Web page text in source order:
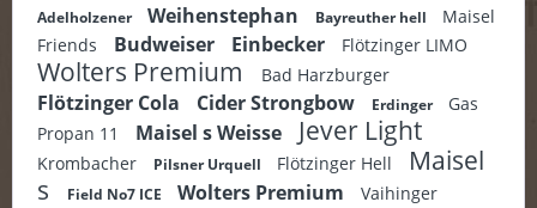
Adelholzener Weihenstephan Bayreuther hell
Maisel
Friends
Budweiser Einbecker Flötzinger LIMO
Wolters Premium Bad Harzburger
Flötzinger Cola Cider Strongbow Erdinger
Gas
Propan 11
Maisel s Weisse Jever Light
Krombacher Pilsner Urquell Flötzinger Hell
Maisel
s
Field No7 ICE Wolters Premium Vaihinger